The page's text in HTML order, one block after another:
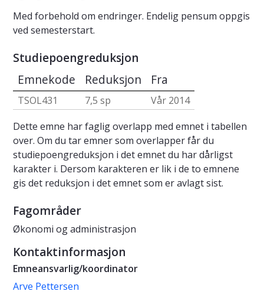
Med forbehold om endringer. Endelig pensum oppgis
ved semesterstart.
Studiepoengreduksjon
Emnekode Reduksjon Fra
TSOL431 7,5 sp
Vår 2014
Dette emne har faglig overlapp med emnet i tabellen
over. Om du tar emner som overlapper får du
studiepoengreduksjon i det emnet du har dårligst
karakter i. Dersom karakteren er lik i de to emnene
gis det reduksjon i det emnet som er avlagt sist.
Fagområder
Økonomi og administrasjon
Kontaktinformasjon
Emneansvarlig/koordinator
Arve Pettersen